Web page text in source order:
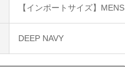
【インポートサイズ】MENS
DEEP NAVY